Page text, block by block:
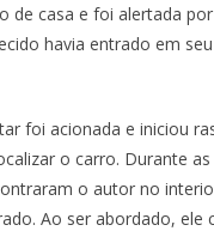
de casa e foi alertada
havia entrado em
foi acionada e iniciou
o carro. Durante
o autor no
Ao ser abordado, ele